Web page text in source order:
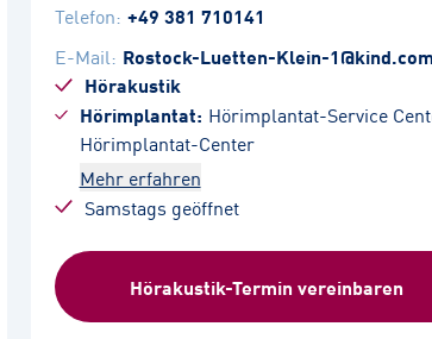
Telefon: +49 381 710141
E-Mail: Rostock-Luetten-Klein-1@kind.com
Hörakustik
Hörimplantat Hörimplantat-Service
Hörimplantat-Center
Mehr erfahren
Samstags geöffnet
Hörakustik-Termin vereinbaren